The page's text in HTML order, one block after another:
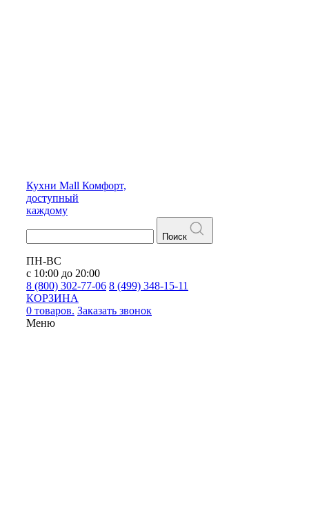
Кухни Mall Комфорт,
доступный
каждому
Поиск
ПН-ВС
с 10:00 до 20:00
8 (800) 302-77-06 8 (499) 348-15-11
КОРЗИНА
0 товаров. Заказать звонок
Меню